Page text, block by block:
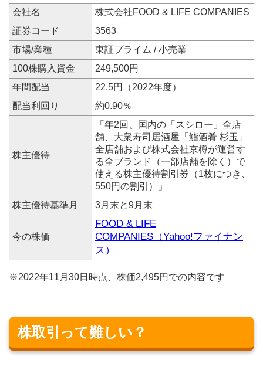
会社名
株式会社FOOD & LIFE COMPANIES
証券コード
3563
市場/業種
東証プライム / 小売業
100株購入資金
249,500円
年間配当
22.5円（2022年度）
配当利回り
約0.90％
株主優待
「年2回、国内の「スシロー」全店
舗、大衆寿司居酒屋「鮨酒肴 杉玉」
全店舗および株式会社京樽が運営す
る全ブランド（一部店舗を除く）で
使える株主優待割引券（1枚につき、
550円の割引）」
株主優待基準月
3月末と9月末
今の株価
FOOD & LIFE
COMPANIES（Yahoo!ファイナン
ス）
※2022年11月30日時点、株価2,495円での内容です
株取引って難しい？